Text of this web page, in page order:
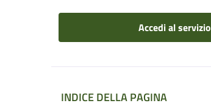
Accedi al servizio
INDICE DELLA PAGINA